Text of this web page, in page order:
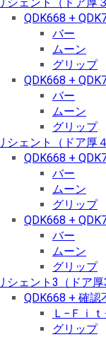
QDK668 +
バー
ムーン
グリップ
QDK668 +
バー
ムーン
グリップ
シェント（ドア厚
QDK668 +
バー
ムーン
グリップ
QDK668 +
バー
ムーン
グリップ
シェント3（ドア厚
QDK668 + 確認
Ｌ−Ｆｉ
グリップ